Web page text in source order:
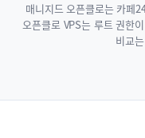
매니지드 오픈클로는 카페
오픈클로 VPS는 루트 권한
비교